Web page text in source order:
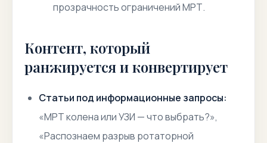
прозрачность ограничений МРТ.
Контент, который
ранжируется и конвертирует
Статьи под информационные запросы:
«МРТ колена или УЗИ — что выбрать?»,
«Распознаем разрыв ротаторной